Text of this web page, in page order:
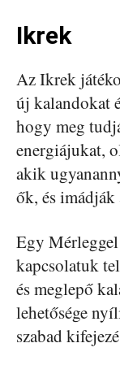
Ikrek
Az Ikrek
új kalandokat
hogy meg
energiájukat,
akik
ők, és
Egy
kapcsolatuk
és meglepő
lehetősége
szabad